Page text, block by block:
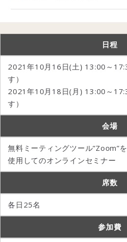
日程
2021年10月16日(土) 13:00～
す）
2021年10月18日(月) 13:00～
す）
会場
無料ミーティングツール”Zoom”を
使用してのオンラインセミナー
席数
各日25名
参加費